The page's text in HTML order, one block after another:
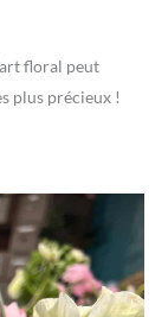
floral peut
plus précieux !